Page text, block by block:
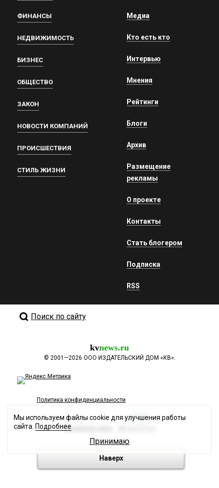
ФИНАНСЫ
НЕДВИЖИМОСТЬ
БИЗНЕС
ОБЩЕСТВО
ЗАКОН
НОВОСТИ КОМПАНИЙ
ПРОИСШЕСТВИЯ
СТИЛЬ ЖИЗНИ
Медиа
Кто есть кто
Интервью
Мнения
Рейтинги
Блоги
Архив
Размещение
рекламы
О проекте
Контакты
Стать блогером
Подписка
RSS
Поиск по сайту
kvnews.ru
© 2001—2026 ООО ИЗДАТЕЛЬСКИЙ ДОМ «КВ».
Политика конфиденциальности
Разработка сайта
Наверх
Мы используем файлы cookie для улучшения работы
сайта. Подробнее
Принимаю